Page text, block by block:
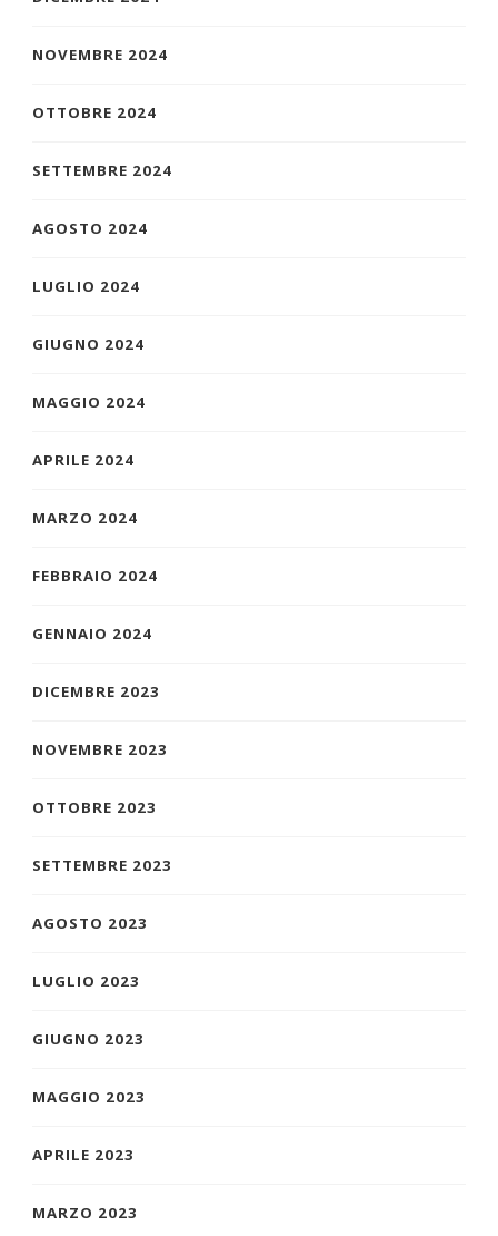
NOVEMBRE 2024
OTTOBRE 2024
SETTEMBRE 2024
AGOSTO 2024
LUGLIO 2024
GIUGNO 2024
MAGGIO 2024
APRILE 2024
MARZO 2024
FEBBRAIO 2024
GENNAIO 2024
DICEMBRE 2023
NOVEMBRE 2023
OTTOBRE 2023
SETTEMBRE 2023
AGOSTO 2023
LUGLIO 2023
GIUGNO 2023
MAGGIO 2023
APRILE 2023
MARZO 2023